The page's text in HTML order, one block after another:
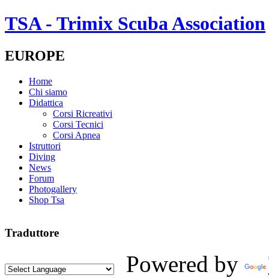
TSA - Trimix Scuba Association
EUROPE
Home
Chi siamo
Didattica
Corsi Ricreativi
Corsi Tecnici
Corsi Apnea
Istruttori
Diving
News
Forum
Photogallery
Shop Tsa
Traduttore
Powered by